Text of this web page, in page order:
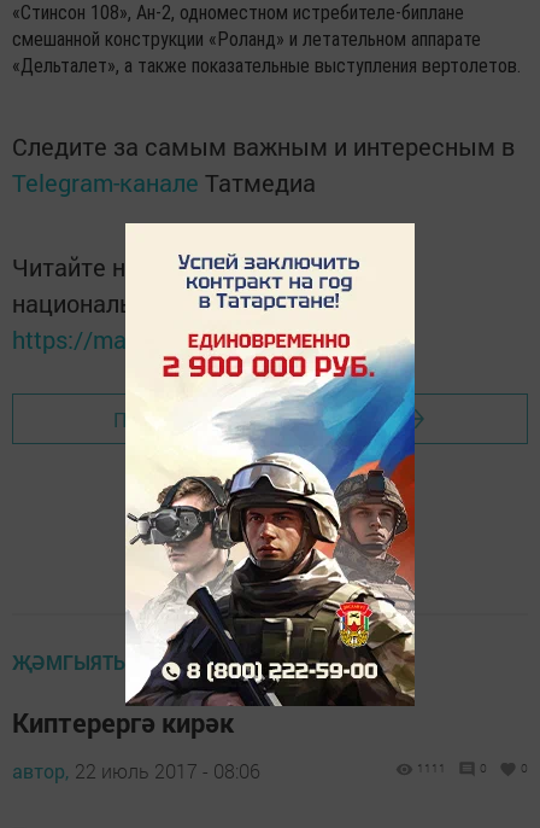
«Стинсон 108», Ан-2, одноместном истребителе-биплане
смешанной конструкции «Роланд» и летательном аппарате
«Дельталет», а также показательные выступления вертолетов.
Следите за самым важным и интересным в
Telegram-канале Татмедиа
Читайте новости Татарстана в
национальном мессенджере MАХ:
https://max.ru/tatmedia
Перейти на страницу новости
ҖӘМГЫЯТЬ
Киптерергә кирәк
автор, 22 июль 2017 - 08:06 1111 0 0